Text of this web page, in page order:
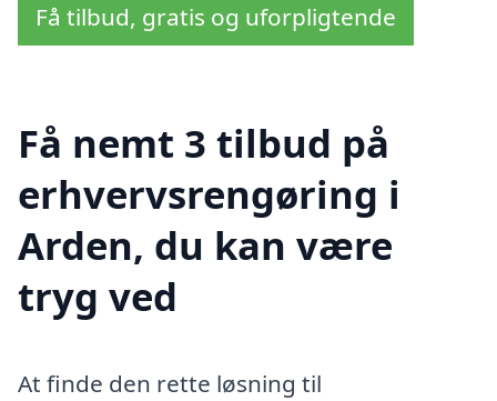
Få tilbud, gratis og uforpligtende
Få nemt 3 tilbud på
erhvervsrengøring i
Arden, du kan være
tryg ved
At finde den rette løsning til